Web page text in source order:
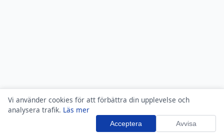
Vi använder cookies för att förbättra din upplevelse och
analysera trafik. Läs mer
Acceptera Avvisa